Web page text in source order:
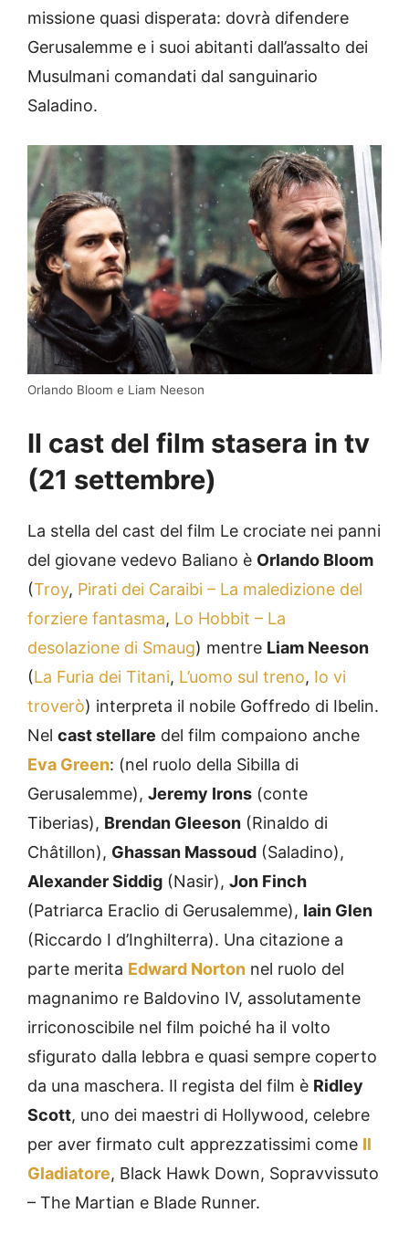
missione quasi disperata: dovrà difendere
Gerusalemme e i suoi abitanti dall’assalto dei
Musulmani comandati dal sanguinario
Saladino.
Orlando Bloom e Liam Neeson
Il cast del film stasera in tv
(21 settembre)
La stella del cast del film Le crociate nei panni
del giovane vedevo Baliano è Orlando Bloom
(Troy, Pirati dei Caraibi – La maledizione del
forziere fantasma, Lo Hobbit – La
desolazione di Smaug) mentre Liam Neeson
(La Furia dei Titani, L’uomo sul treno, Io vi
troverò) interpreta il nobile Goffredo di Ibelin.
Nel cast stellare del film compaiono anche
Eva Green: (nel ruolo della Sibilla di
Gerusalemme), Jeremy Irons (conte
Tiberias), Brendan Gleeson (Rinaldo di
Châtillon), Ghassan Massoud (Saladino),
Alexander Siddig (Nasir), Jon Finch
(Patriarca Eraclio di Gerusalemme), Iain Glen
(Riccardo I d’Inghilterra). Una citazione a
parte merita Edward Norton nel ruolo del
magnanimo re Baldovino IV, assolutamente
irriconoscibile nel film poiché ha il volto
sfigurato dalla lebbra e quasi sempre coperto
da una maschera. Il regista del film è Ridley
Scott, uno dei maestri di Hollywood, celebre
per aver firmato cult apprezzatissimi come Il
Gladiatore, Black Hawk Down, Sopravvissuto
– The Martian e Blade Runner.